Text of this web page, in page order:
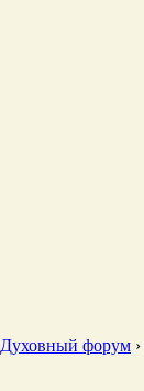
Духовный форум ›